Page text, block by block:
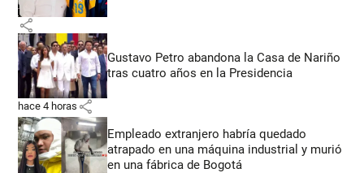
share
Gustavo Petro abandona la Casa de Nariño
tras cuatro años en la Presidencia
hace 4 horas share
Empleado extranjero habría quedado
atrapado en una máquina industrial y murió
en una fábrica de Bogotá